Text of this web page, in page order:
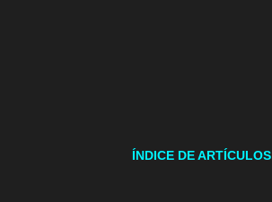
ÍNDICE DE ARTÍCULOS